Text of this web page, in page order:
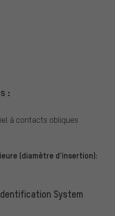
:
à contacts obliques
(diamètre d'insertion):
System